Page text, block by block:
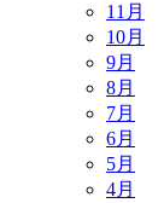
11月
10月
9月
8月
7月
6月
5月
4月